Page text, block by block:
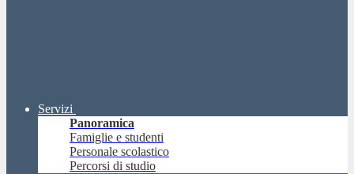
Servizi
Panoramica
Famiglie e studenti
Personale scolastico
Percorsi di studio